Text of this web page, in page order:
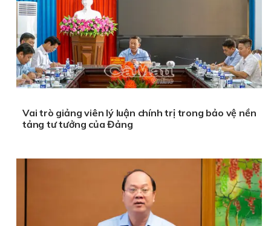
Vai trò giảng viên lý luận chính trị trong bảo vệ nền
tảng tư tưởng của Đảng